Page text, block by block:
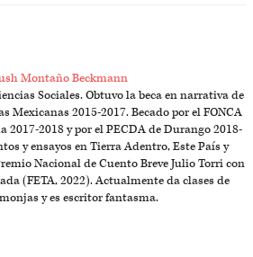
Montaño Beckmann
Sociales. Obtuvo la beca en narrativa de
Mexicanas 2015-2017. Becado por el FONCA
2017-2018 y por el PECDA de Durango 2018-
y ensayos en Tierra Adentro, Este País y
Nacional de Cuento Breve Julio Torri con
(FETA, 2022). Actualmente da clases de
y es escritor fantasma.